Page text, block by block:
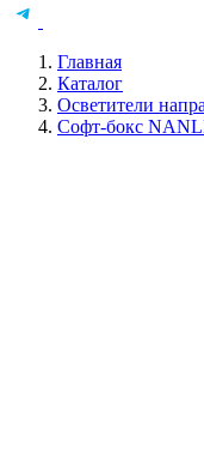
Главная
Каталог
Осветители
Софт-бокс